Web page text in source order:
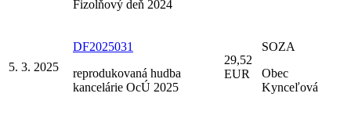
Fizolňový deň 2024
5. 3. 2025
DF2025031
reprodukovaná hudba
kancelárie OcÚ 2025
29,52
EUR
SOZA
Obec
Kynceľová